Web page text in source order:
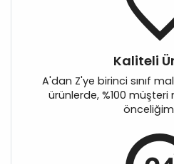
Kaliteli
A'dan Z'ye birinci sınıf
ürünlerde, %100